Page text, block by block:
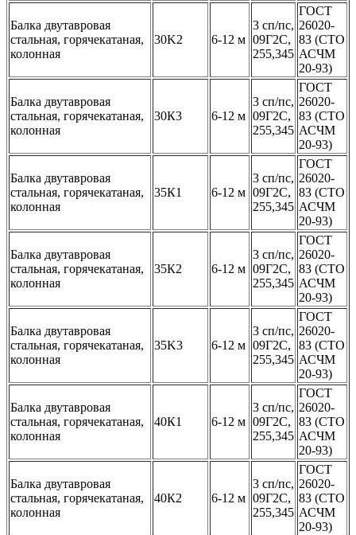
Балка двутавровая
стальная, горячекатаная,
колонная
30K2 6-12 м
3 сп/пс,
09Г2С,
255,345
ГОСТ
26020-
83 (СТО
АСЧМ
20-93)
Балка двутавровая
стальная, горячекатаная,
колонная
30К3 6-12 м
3 сп/пс,
09Г2С,
255,345
ГОСТ
26020-
83 (СТО
АСЧМ
20-93)
Балка двутавровая
стальная, горячекатаная,
колонная
35К1 6-12 м
3 сп/пс,
09Г2С,
255,345
ГОСТ
26020-
83 (СТО
АСЧМ
20-93)
Балка двутавровая
стальная, горячекатаная,
колонная
35К2 6-12 м
3 сп/пс,
09Г2С,
255,345
ГОСТ
26020-
83 (СТО
АСЧМ
20-93)
Балка двутавровая
стальная, горячекатаная,
колонная
35K3 6-12 м
3 сп/пс,
09Г2С,
255,345
ГОСТ
26020-
83 (СТО
АСЧМ
20-93)
Балка двутавровая
стальная, горячекатаная,
колонная
40К1 6-12 м
3 сп/пс,
09Г2С,
255,345
ГОСТ
26020-
83 (СТО
АСЧМ
20-93)
Балка двутавровая
стальная, горячекатаная,
колонная
40К2 6-12 м
3 сп/пс,
09Г2С,
255,345
ГОСТ
26020-
83 (СТО
АСЧМ
20-93)